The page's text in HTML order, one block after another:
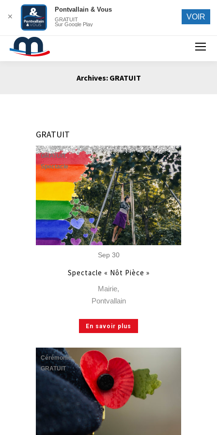
Archives: GRATUIT
GRATUIT
Sep 30
GRATUIT
Spectacle
Spectacle « Nôt Pièce »
Mairie,
Pontvallain
En savoir plus
Cérémonie
GRATUIT
✕
Pontvallain & Vous
GRATUIT
Sur Google Play
VOIR